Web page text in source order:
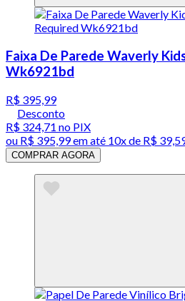
Faixa De Parede Waverly
Wk6921bd
R$ 395,99
Desconto
R$ 324,71 no PIX
ou R$ 395,99em até 10x de R$
COMPRAR AGORA